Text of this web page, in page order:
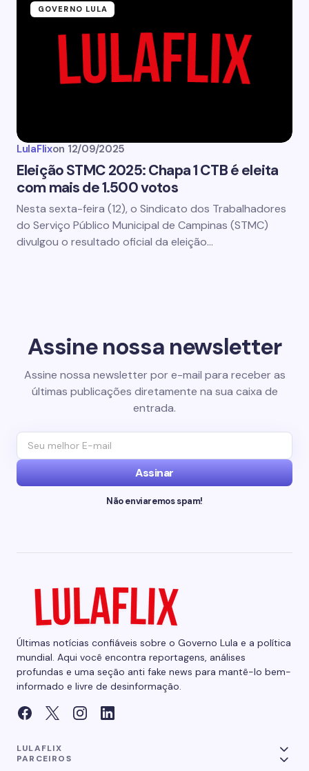
GOVERNO LULA
LulaFlixon 12/09/2025
Eleição STMC 2025: Chapa 1 CTB é eleita
com mais de 1.500 votos
Nesta sexta-feira (12), o Sindicato dos Trabalhadores
do Serviço Público Municipal de Campinas (STMC)
divulgou o resultado oficial da eleição…
Assine nossa newsletter
Assine nossa newsletter por e-mail para receber as
últimas publicações diretamente na sua caixa de
entrada.
Assinar
Não enviaremos spam!
Últimas notícias confiáveis sobre o Governo Lula e a política
mundial. Aqui você encontra reportagens, análises
profundas e uma seção anti fake news para mantê-lo bem-
informado e livre de desinformação.
LULAFLIX
PARCEIROS